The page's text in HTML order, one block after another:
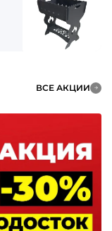
ВСЕ АКЦИИ